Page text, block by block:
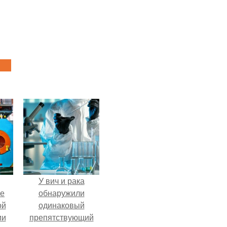
У вич и рака
обнаружили
одинаковый
препятствующий